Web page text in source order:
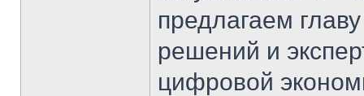
предлагаем
решений и
цифровой